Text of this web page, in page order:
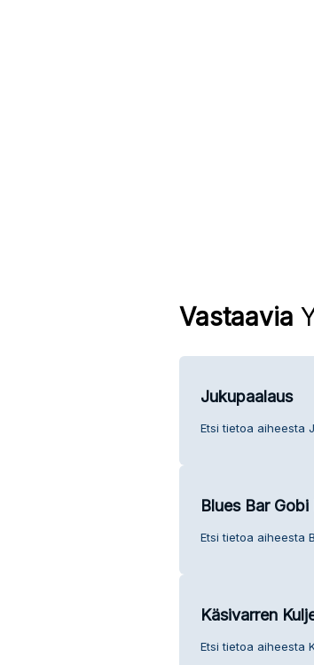
Vastaavia
Jukupaalaus
Etsi tietoa aiheesta
Blues Bar
Etsi tietoa aiheesta
Käsivarren
Etsi tietoa aiheesta